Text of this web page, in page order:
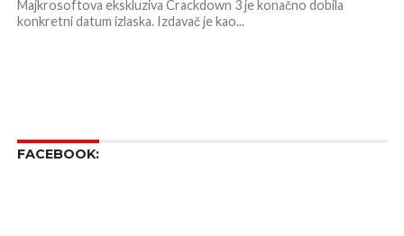
Majkrosoftova ekskluziva Crackdown 3 je konačno dobila
konkretni datum izlaska. Izdavač je kao...
FACEBOOK: